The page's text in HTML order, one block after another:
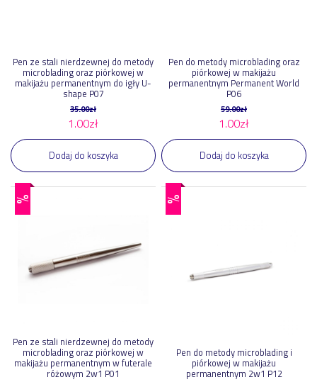
Pen ze stali nierdzewnej do metody
microblading oraz piórkowej w
makijażu permanentnym do igły U-
shape P07
35.00zł
1.00zł
Dodaj do koszyka
Pen do metody microblading oraz
piórkowej w makijażu
permanentnym Permanent World
P06
59.00zł
1.00zł
Dodaj do koszyka
%
Pen ze stali nierdzewnej do metody
microblading oraz piórkowej w
makijażu permanentnym w futerale
różowym 2w1 P01
%
Pen do metody microblading i
piórkowej w makijażu
permanentnym 2w1 P12